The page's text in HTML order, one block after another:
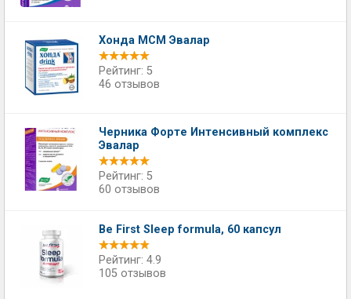
Хонда МСМ Эвалар
Рейтинг: 5
46 отзывов
Черника Форте Интенсивный комплекс
Эвалар
Рейтинг: 5
60 отзывов
Be First Sleep formula, 60 капсул
Рейтинг: 4.9
105 отзывов